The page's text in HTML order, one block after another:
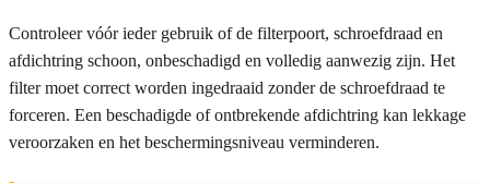
Controleer vóór ieder gebruik of de filterpoort, schroefdraad en
afdichtring schoon, onbeschadigd en volledig aanwezig zijn. Het
filter moet correct worden ingedraaid zonder de schroefdraad te
forceren. Een beschadigde of ontbrekende afdichtring kan lekkage
veroorzaken en het beschermingsniveau verminderen.